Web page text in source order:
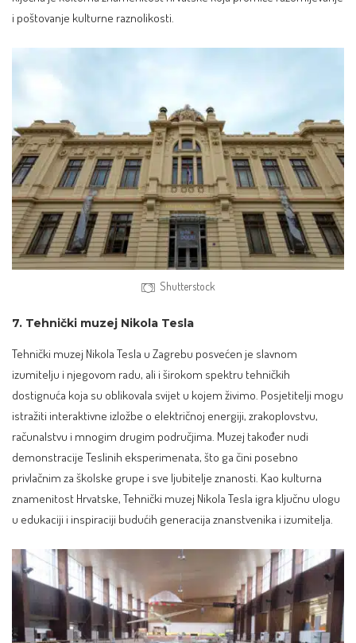
i poštovanje kulturne raznolikosti.
Shutterstock
7. Tehnički muzej Nikola Tesla
Tehnički muzej Nikola Tesla u Zagrebu posvećen je slavnom
izumitelju i njegovom radu, ali i širokom spektru tehničkih
dostignuća koja su oblikovala svijet u kojem živimo. Posjetitelji mogu
istražiti interaktivne izložbe o električnoj energiji, zrakoplovstvu,
računalstvu i mnogim drugim područjima. Muzej također nudi
demonstracije Teslinih eksperimenata, što ga čini posebno
privlačnim za školske grupe i sve ljubitelje znanosti. Kao kulturna
znamenitost Hrvatske, Tehnički muzej Nikola Tesla igra ključnu ulogu
u edukaciji i inspiraciji budućih generacija znanstvenika i izumitelja.